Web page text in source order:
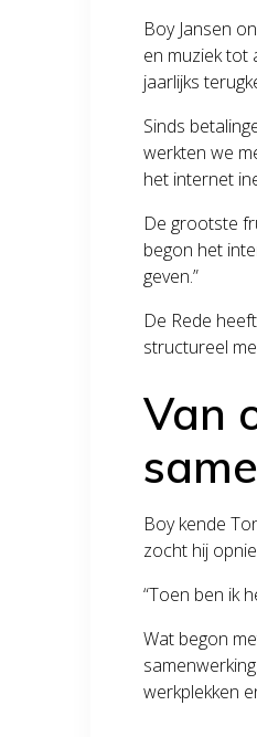
Boy Jansen
en muziek tot
jaarlijks
Sinds
werkten we
het internet
De grootste
begon het
geven.”
De Rede
structureel
Van
Boy kende
zocht hij
“Toen ben ik
Wat begon
werkplekken